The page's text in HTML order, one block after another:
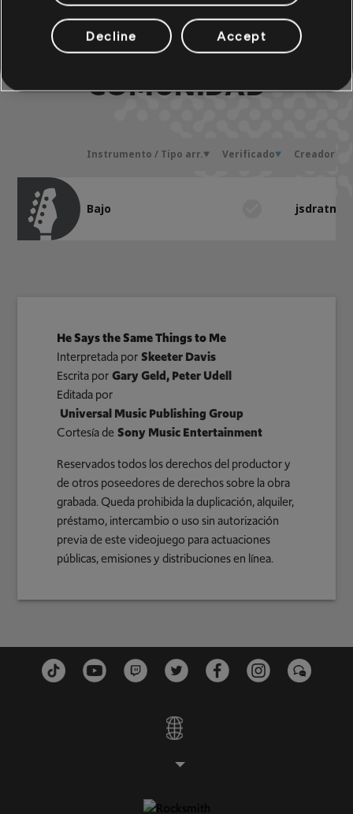
ARREGLOS DE LA
COMUNIDAD
Instrumento / Tipo arr. Verificado Creador
Bajo jsdratm
He Says the Same Things to Me
Interpretada porSkeeter Davis
Escrita porGary Geld, Peter Udell
Editada por
Universal Music Publishing Group
Cortesía deSony Music Entertainment
Reservados todos los derechos del productor y
de otros poseedores de derechos sobre la obra
grabada. Queda prohibida la duplicación, alquiler,
préstamo, intercambio o uso sin autorización
previa de este videojuego para actuaciones
públicas, emisiones y distribuciones en línea.
Decline Accept